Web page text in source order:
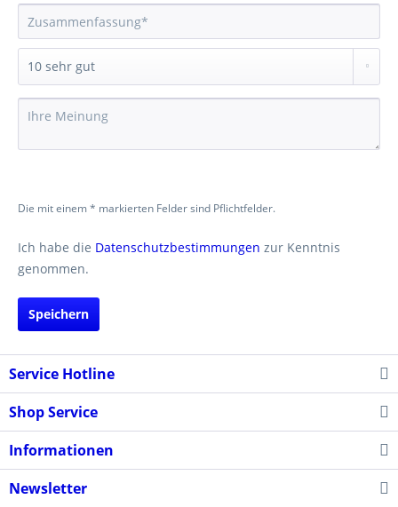
Die mit einem * markierten Felder sind Pflichtfelder.
Ich habe die Datenschutzbestimmungen zur Kenntnis
genommen.
Speichern
Service Hotline
Shop Service
Informationen
Newsletter